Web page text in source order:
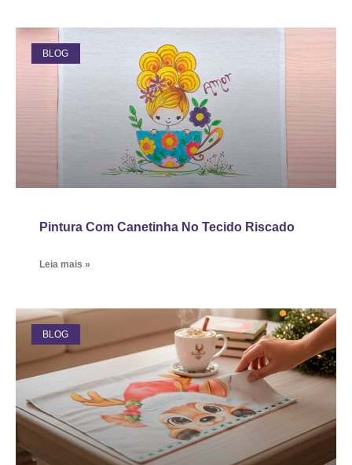
BLOG
Pintura Com Canetinha No Tecido Riscado
Leia mais »
BLOG